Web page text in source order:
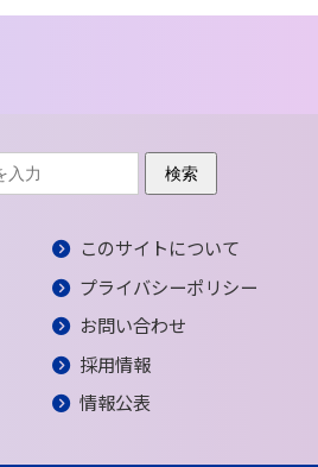
このサイトについて
プライバシーポリシー
お問い合わせ
採用情報
情報公表